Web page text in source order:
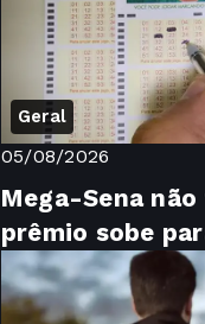
Geral
05/08/2026
Mega-Sena
prêmio sobe